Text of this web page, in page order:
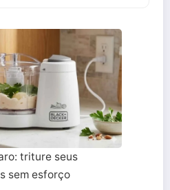
triture seus
sem esforço